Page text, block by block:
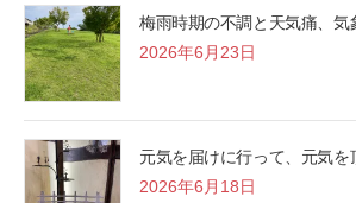
梅雨時期の不調と天気痛、気
2026年6月23日
元気を届けに行って、元気を
2026年6月18日